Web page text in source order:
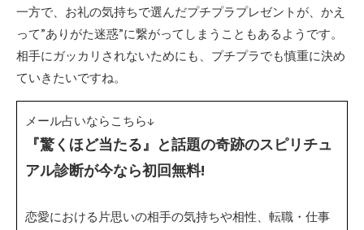
一方で、お礼の気持ちで選んだプチプラプレゼントが、かえ
って”ありがた迷惑”に繋がってしまうこともあるようです。
相手にガッカリされないためにも、プチプラでも慎重に決め
ていきたいですね。
メール占いならこちら↓
『驚くほど当たる』と話題の奇跡のスピリチュ
アル診断が今なら初回無料!
恋愛における片思いの相手の気持ちや相性、転職・仕事